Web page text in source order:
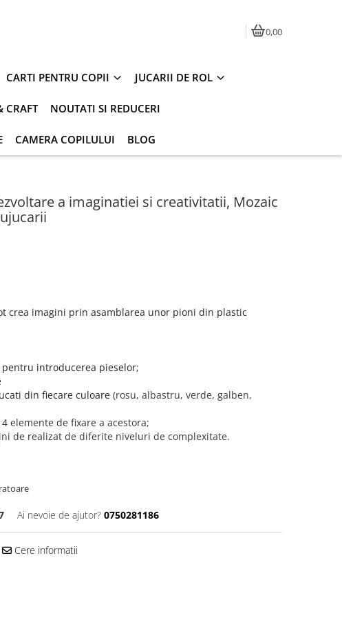
0,00
CARTI PENTRU COPII JUCARII DE ROL
CRAFT NOUTATI SI REDUCERI
CAMERA COPILULUI BLOG
a imaginatiei si creativitatii, Mozaic
crea imagini prin asamblarea unor pioni din plastic
introducerea pieselor;
din fiecare culoare (rosu, albastru, verde, galben,
elemente de fixare a acestora;
de realizat de diferite niveluri de complexitate.
Ai nevoie de ajutor? 0750281186
Cere informatii